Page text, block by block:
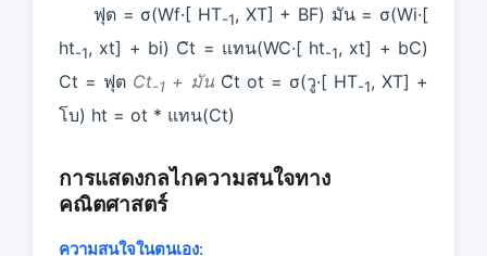
ฟุต = σ(Wf·[ HT-1, XT] + BF) มัน = σ(Wi·[
ht-1, xt] + bi) C̃t = แทน(WC·[ ht-1, xt] + bC)
Ct = ฟุต Ct-1 + มัน C̃t ot = σ(วู·[ HT-1, XT] +
โบ) ht = ot * แทน(Ct)
การแสดงกลไกความสนใจทาง
คณิตศาสตร์
ความสนใจในตนเอง: